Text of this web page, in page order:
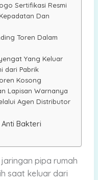
Sertifikasi Resmi
Dan
Toren Dalam
Yang Keluar
dari Pabrik
Kosong
Lapisan Warnanya
Agen Distributor
Bakteri
pipa rumah
saat keluar dari